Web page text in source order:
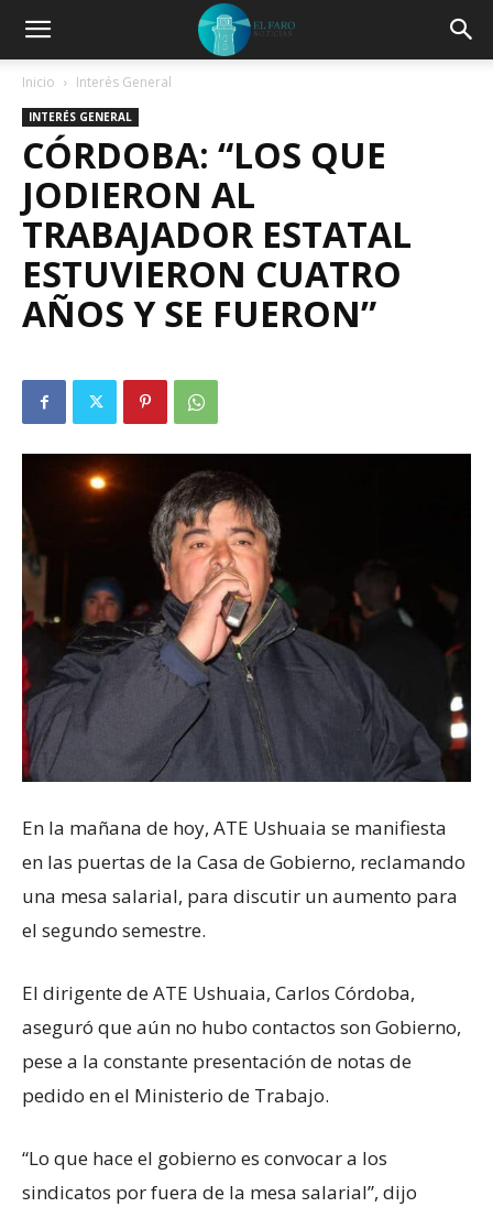
Inicio Interés General
INTERÉS GENERAL
CÓRDOBA: “LOS QUE
JODIERON AL
TRABAJADOR ESTATAL
ESTUVIERON CUATRO
AÑOS Y SE FUERON”
En la mañana de hoy, ATE Ushuaia se manifiesta
en las puertas de la Casa de Gobierno, reclamando
una mesa salarial, para discutir un aumento para
el segundo semestre.
El dirigente de ATE Ushuaia, Carlos Córdoba,
aseguró que aún no hubo contactos son Gobierno,
pese a la constante presentación de notas de
pedido en el Ministerio de Trabajo.
“Lo que hace el gobierno es convocar a los
sindicatos por fuera de la mesa salarial”, dijo